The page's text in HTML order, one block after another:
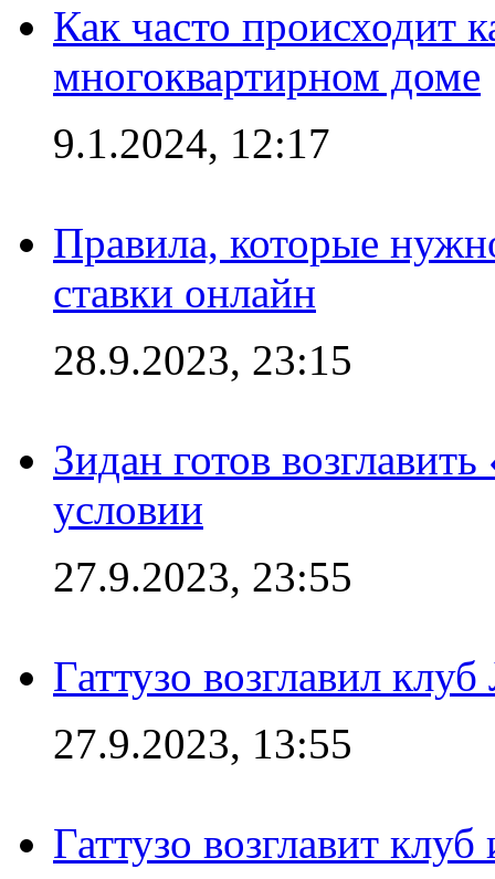
Как часто происходит
многоквартирном доме
9.1.2024, 12:17
Правила, которые
ставки онлайн
28.9.2023, 23:15
Зидан готов
условии
27.9.2023, 23:55
Гаттузо возглавил
27.9.2023, 13:55
Гаттузо возглавит